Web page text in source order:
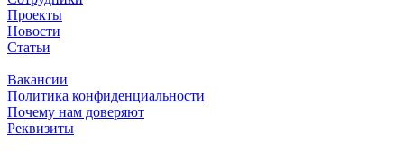
Проекты
Новости
Статьи
Вакансии
Политика конфиденциальности
Почему нам доверяют
Реквизиты